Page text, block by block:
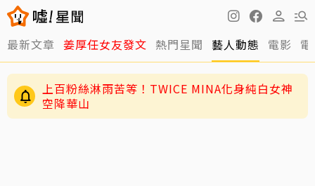
最新文章 姜厚任女友發文 熱門星聞 藝人動態 電影
上百粉絲淋雨苦等！TWICE MINA化身純白女神
空降華山